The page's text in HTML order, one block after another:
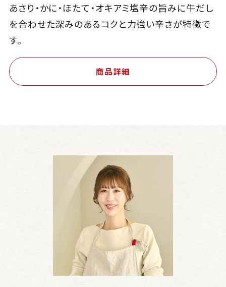
あさり・かに・ほたて・オキアミ塩辛の旨みに牛だし
を合わせた深みのあるコクと力強い辛さが特徴で
す。
商品詳細